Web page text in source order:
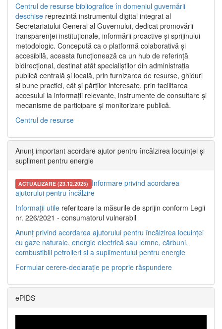
Centrul de resurse bibliografice în domeniul guvernării
deschise reprezintă instrumentul digital integrat al
Secretariatului General al Guvernului, dedicat promovării
transparenței instituționale, informării proactive și sprijinului
metodologic. Concepută ca o platformă colaborativă și
accesibilă, aceasta funcționează ca un hub de referință
bidirecțional, destinat atât specialiștilor din administrația
publică centrală și locală, prin furnizarea de resurse, ghiduri
și bune practici, cât și părților interesate, prin facilitarea
accesului la informații relevante, instrumente de consultare și
mecanisme de participare și monitorizare publică.
Centrul de resurse
Anunț important acordare ajutor pentru încălzirea locuinței și
supliment pentru energie
ACTUALIZARE (23.12.2025) Informare privind acordarea
ajutorului pentru încălzire
Informații utile referitoare la măsurile de sprijin conform Legii
nr. 226/2021 - consumatorul vulnerabil
Anunț privind acordarea ajutorului pentru încălzirea locuinței
cu gaze naturale, energie electrică sau lemne, cărbuni,
combustibili petrolieri și a suplimentului pentru energie
Formular cerere-declarație pe proprie răspundere
ePIDS